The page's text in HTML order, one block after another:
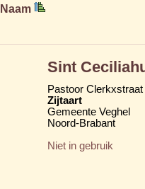
Naam
Sint
Pastoor Clerkxstraat
Zijtaart
Gemeente Veghel
Noord-Brabant
Niet in gebruik